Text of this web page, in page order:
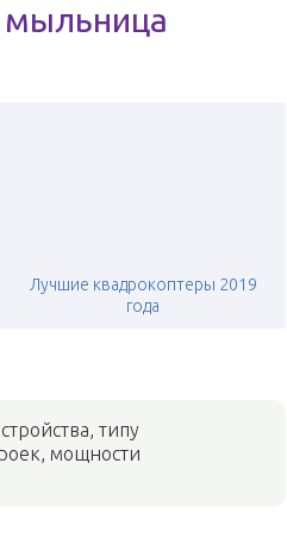
мыльница
Лучшие квадрокоптеры 2019
года
типу
мощности